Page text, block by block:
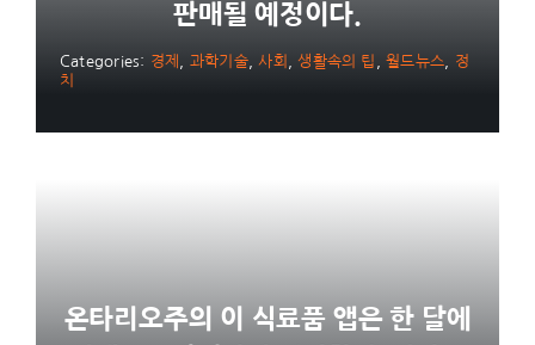
판매될 예정이다.
Categories: 경제 과학기술,사회 ,생활속의 팁 ,월드뉴스
정
치
온타리오주의 이 식료품 앱은 한 달에